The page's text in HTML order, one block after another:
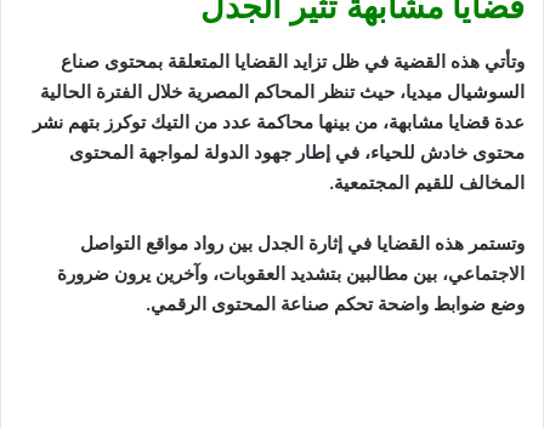
وتأتي هذه القضية في ظل تزايد القضايا المتعلقة بمحتوى صناع
السوشيال ميديا، حيث تنظر المحاكم المصرية خلال الفترة الحالية
عدة قضايا مشابهة، من بينها محاكمة عدد من التيك توكرز بتهم نشر
محتوى خادش للحياء، في إطار جهود الدولة لمواجهة المحتوى
المخالف للقيم المجتمعية.
وتستمر هذه القضايا في إثارة الجدل بين رواد مواقع التواصل
الاجتماعي، بين مطالبين بتشديد العقوبات، وآخرين يرون ضرورة
وضع ضوابط واضحة تحكم صناعة المحتوى الرقمي.